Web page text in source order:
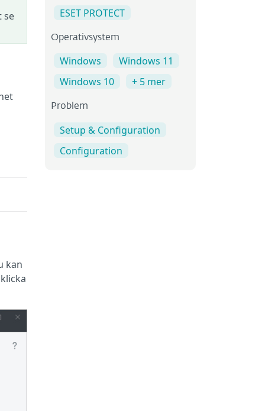
se
kan
ESET PROTECT
Operativsystem
Windows
Windows 11
Windows 10
+ 5 mer
Problem
Setup & Configuration
Configuration